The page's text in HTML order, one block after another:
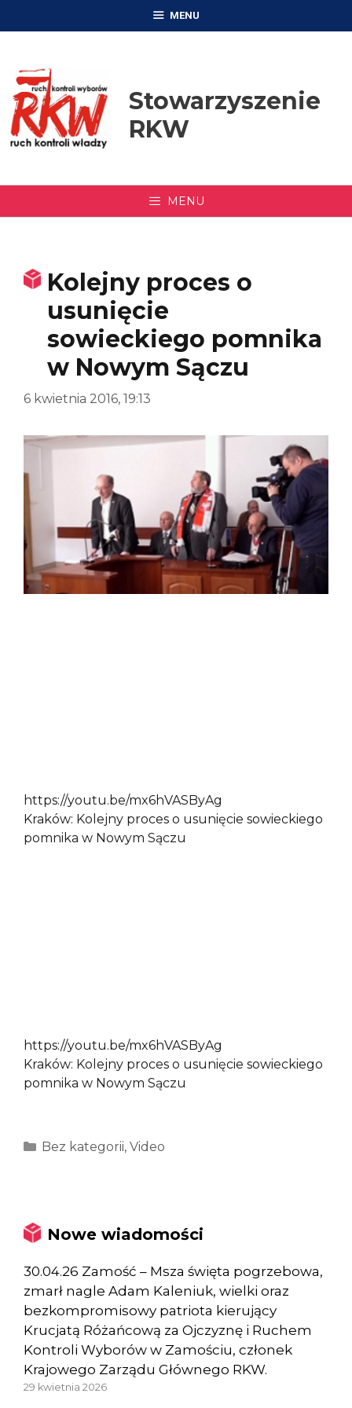
MENU
Stowarzyszenie
RKW
MENU
Kolejny proces o
usunięcie
sowieckiego pomnika
w Nowym Sączu
6 kwietnia 2016, 19:13
https://youtu.be/mx6hVASByAg
Kraków: Kolejny proces o usunięcie sowieckiego
pomnika w Nowym Sączu
https://youtu.be/mx6hVASByAg
Kraków: Kolejny proces o usunięcie sowieckiego
pomnika w Nowym Sączu
Kategorie
Bez kategorii, Video
Nowe wiadomości
30.04.26 Zamość – Msza święta pogrzebowa,
zmarł nagle Adam Kaleniuk, wielki oraz
bezkompromisowy patriota kierujący
Krucjatą Różańcową za Ojczyznę i Ruchem
Kontroli Wyborów w Zamościu, członek
Krajowego Zarządu Głównego RKW.
29 kwietnia 2026